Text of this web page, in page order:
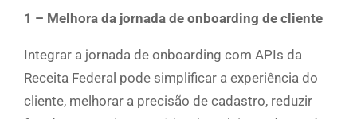
1 – Melhora da jornada de onboarding de cliente
Integrar a jornada de onboarding com APIs da
Receita Federal pode simplificar a experiência do
cliente, melhorar a precisão de cadastro, reduzir